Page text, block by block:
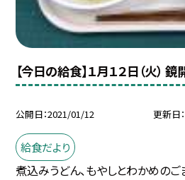
【今日の給食】１月１２日（火）
公開日 2021/01/12 更新日
給食だより
煮込みうどん、もやしとわかめのご